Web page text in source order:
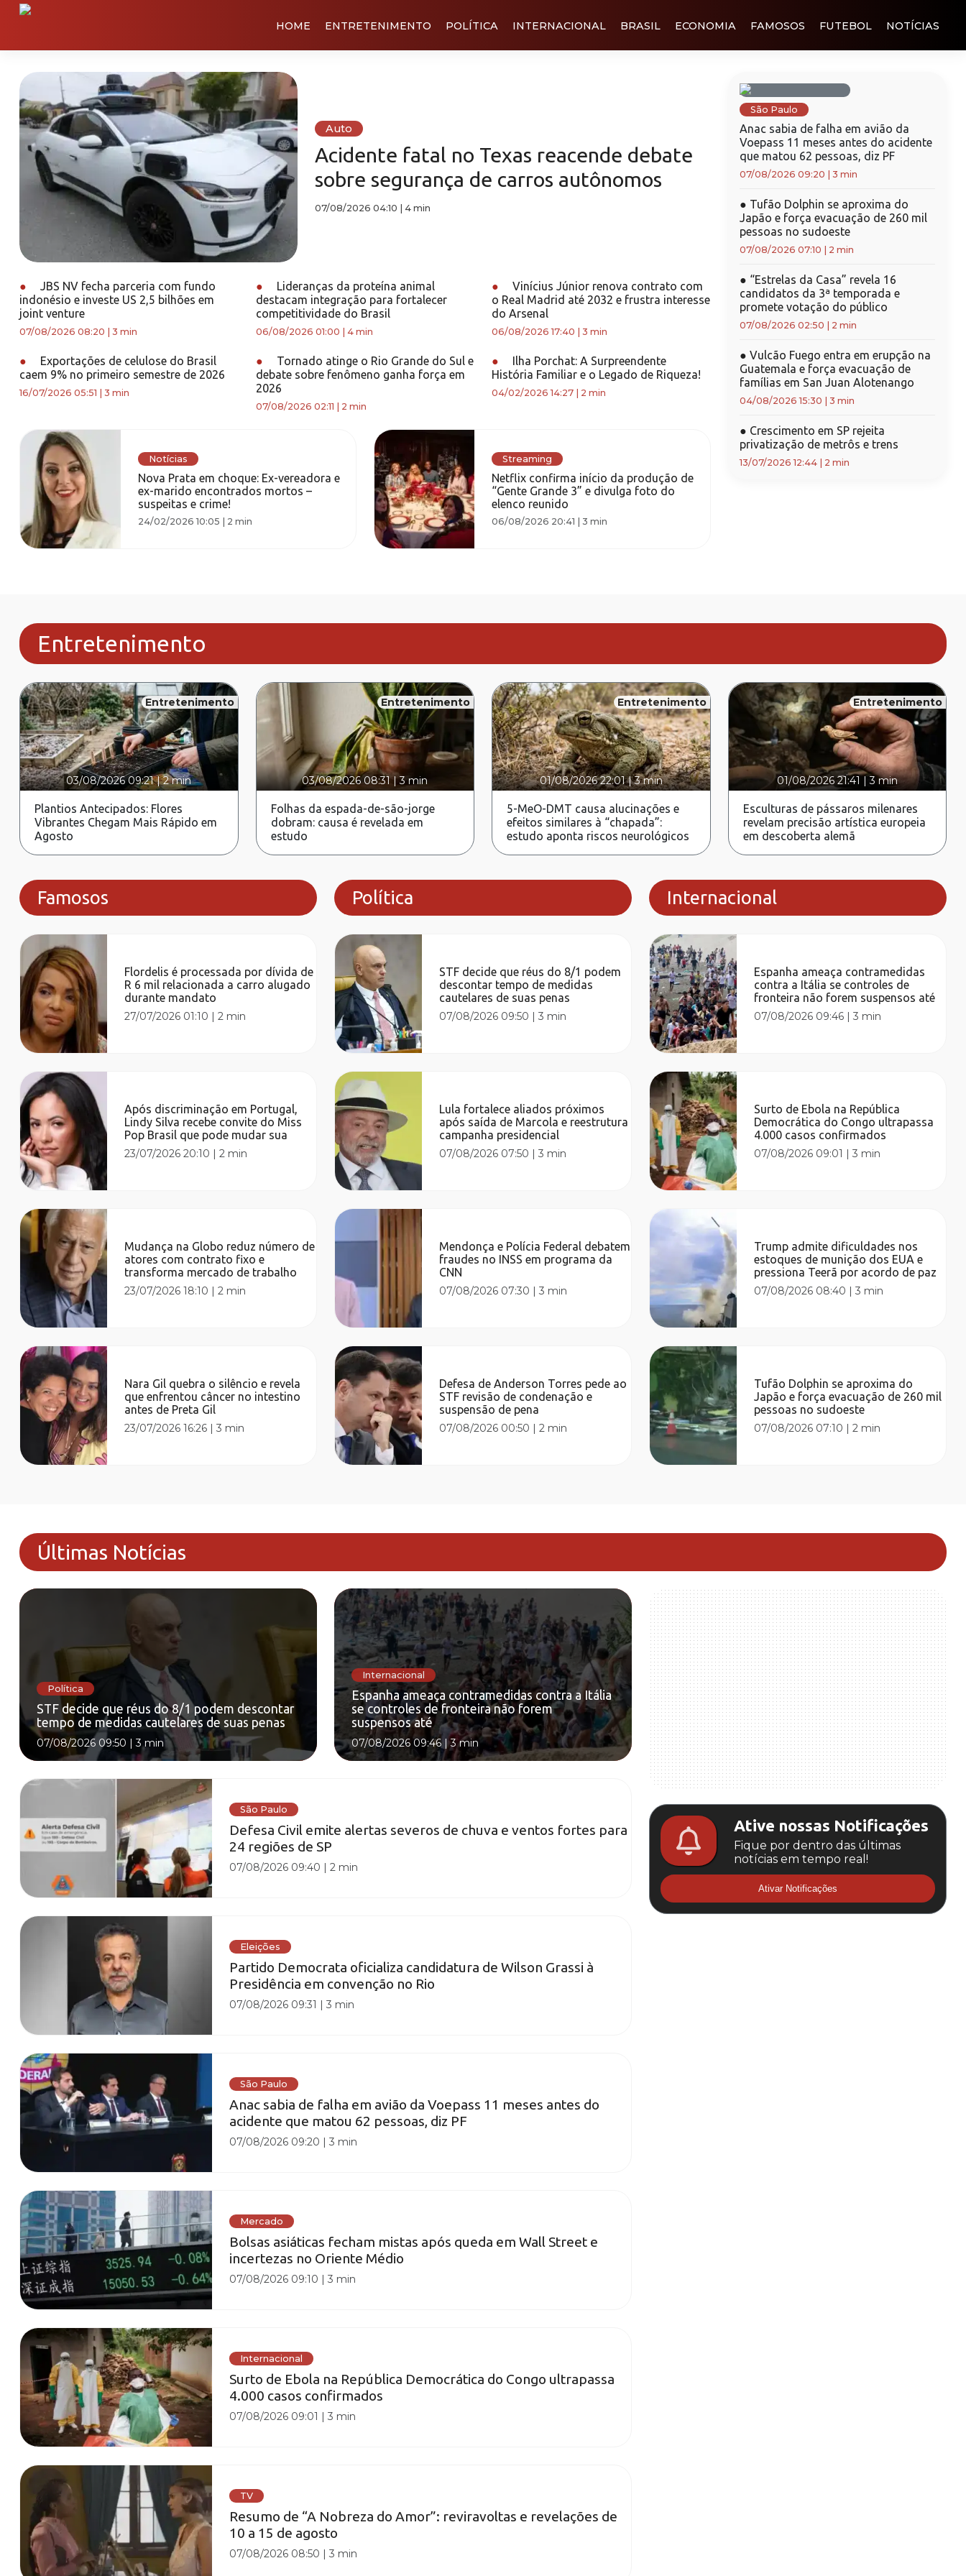
HOME ENTRETENIMENTO POLÍTICA INTERNACIONAL BRASIL ECONOMIA FAMOSOS FUTEBOL NOTÍCIAS
Auto
Acidente fatal no Texas reacende debate
sobre segurança de carros autônomos
07/08/2026 04:10 4 min
●
JBS NV fecha parceria com fundo
indonésio e investe US 2,5 bilhões em
joint venture
07/08/2026 08:20 3 min
●
Lideranças da proteína animal
destacam integração para fortalecer
competitividade do Brasil
06/08/2026 01:00 4 min
●
Vinícius Júnior renova contrato com
o Real Madrid até 2032 e frustra interesse
do Arsenal
06/08/2026 17:40 3 min
●
Exportações de celulose do Brasil
caem 9% no primeiro semestre de 2026
16/07/2026 05:51 3 min
●
Tornado atinge o Rio Grande do Sul e
debate sobre fenômeno ganha força em
2026
07/08/2026 02:11 2 min
●
Ilha Porchat: A Surpreendente
História Familiar e o Legado de Riqueza!
04/02/2026 14:27 2 min
Notícias
Nova Prata em choque: Ex-vereadora e
ex-marido encontrados mortos –
suspeitas e crime!
24/02/2026 10:05 | 2 min
Streaming
Netflix confirma início da produção de
“Gente Grande 3” e divulga foto do
elenco reunido
06/08/2026 20:41 |3 min
São Paulo
Anac sabia de falha em avião da
Voepass 11 meses antes do acidente
que matou 62 pessoas, diz PF
07/08/2026 09:20 3 min
● Tufão Dolphin se aproxima do
Japão e força evacuação de 260 mil
pessoas no sudoeste
07/08/2026 07:10 2 min
● “Estrelas da Casa” revela 16
candidatos da 3ª temporada e
promete votação do público
07/08/2026 02:50 2 min
● Vulcão Fuego entra em erupção na
Guatemala e força evacuação de
famílias em San Juan Alotenango
04/08/2026 15:30 3 min
● Crescimento em SP rejeita
privatização de metrôs e trens
13/07/2026 12:44| 2 min
Entretenimento
Entretenimento
03/08/2026 09:21|2 min
Plantios Antecipados: Flores
Vibrantes Chegam Mais Rápido em
Agosto
Entretenimento
03/08/2026 08:31|3 min
Folhas da espada-de-são-jorge
dobram: causa é revelada em
estudo
Entretenimento
01/08/2026 22:01|3 min
5-MeO-DMT causa alucinações e
efeitos similares à “chapada”:
estudo aponta riscos neurológicos
Entretenimento
01/08/2026 21:41 |3 min
Esculturas de pássaros milenares
revelam precisão artística europeia
em descoberta alemã
Famosos
Flordelis é processada por dívida de
R 6 mil relacionada a carro alugado
durante mandato
27/07/2026 01:10 |2 min
Após discriminação em Portugal,
Lindy Silva recebe convite do Miss
Pop Brasil que pode mudar sua
23/07/2026 20:10 |2 min
Mudança na Globo reduz número de
atores com contrato fixo e
transforma mercado de trabalho
23/07/2026 18:10 |2 min
Nara Gil quebra o silêncio e revela
que enfrentou câncer no intestino
antes de Preta Gil
23/07/2026 16:26 |3 min
Política
STF decide que réus do 8/1 podem
descontar tempo de medidas
cautelares de suas penas
07/08/2026 09:50 |3 min
Lula fortalece aliados próximos
após saída de Marcola e reestrutura
campanha presidencial
07/08/2026 07:50 |3 min
Mendonça e Polícia Federal debatem
fraudes no INSS em programa da
CNN
07/08/2026 07:30 |3 min
Defesa de Anderson Torres pede ao
STF revisão de condenação e
suspensão de pena
07/08/2026 00:50 |2 min
Internacional
Espanha ameaça contramedidas
contra a Itália se controles de
fronteira não forem suspensos até
07/08/2026 09:46 |3 min
Surto de Ebola na República
Democrática do Congo ultrapassa
4.000 casos confirmados
07/08/2026 09:01 |3 min
Trump admite dificuldades nos
estoques de munição dos EUA e
pressiona Teerã por acordo de paz
07/08/2026 08:40 |3 min
Tufão Dolphin se aproxima do
Japão e força evacuação de 260 mil
pessoas no sudoeste
07/08/2026 07:10 |2 min
Últimas Notícias
Política
STF decide que réus do 8/1 podem descontar
tempo de medidas cautelares de suas penas
07/08/2026 09:50 |3 min
Internacional
Espanha ameaça contramedidas contra a Itália
se controles de fronteira não forem
suspensos até
07/08/2026 09:46|3 min
São Paulo
Defesa Civil emite alertas severos de chuva e ventos fortes para
24 regiões de SP
07/08/2026 09:40 |2 min
Eleições
Partido Democrata oficializa candidatura de Wilson Grassi à
Presidência em convenção no Rio
07/08/2026 09:31 |3 min
São Paulo
Anac sabia de falha em avião da Voepass 11 meses antes do
acidente que matou 62 pessoas, diz PF
07/08/2026 09:20 |3 min
Mercado
Bolsas asiáticas fecham mistas após queda em Wall Street e
incertezas no Oriente Médio
07/08/2026 09:10 |3 min
Internacional
Surto de Ebola na República Democrática do Congo ultrapassa
4.000 casos confirmados
07/08/2026 09:01 |3 min
TV
Resumo de “A Nobreza do Amor”: reviravoltas e revelações de
10 a 15 de agosto
07/08/2026 08:50 |3 min
Ative nossas Notificações
Fique por dentro das últimas
notícias em tempo real!
Ativar Notificações